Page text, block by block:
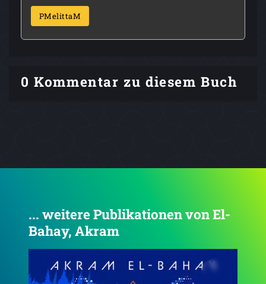
PMelittaM
0 Kommentar zu diesem Buch
... weitere Publikationen von El-
Bahay, Akram
4.5